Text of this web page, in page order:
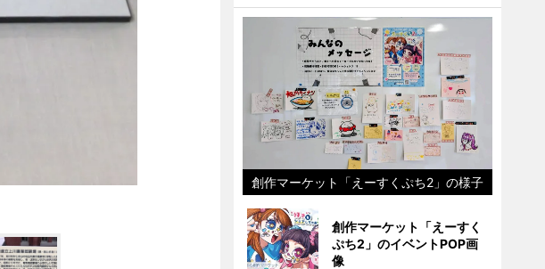
創作マーケット「えーすくぷち2」の様子
創作マーケット「えーすく
ぷち2」のイベントPOP画
像